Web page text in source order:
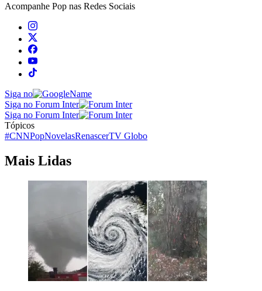
Acompanhe Pop nas Redes Sociais
Siga no
Siga no Forum Inter
Siga no Forum Inter
Tópicos
#CNNPopNovelasRenascerTV Globo
Mais Lidas